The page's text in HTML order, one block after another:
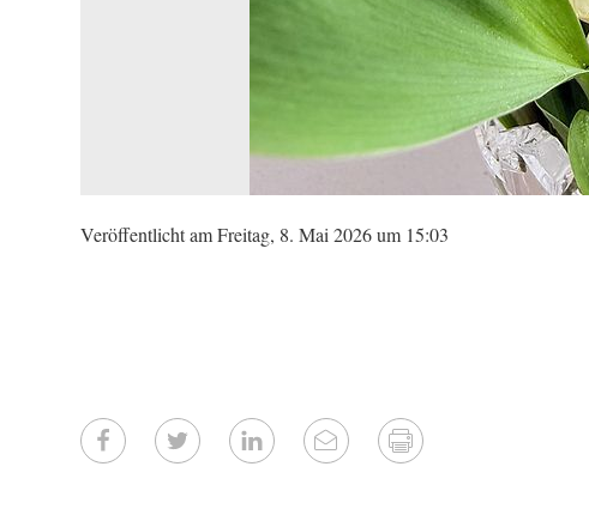
Veröffentlicht am Freitag, 8. Mai 2026 um 15:03